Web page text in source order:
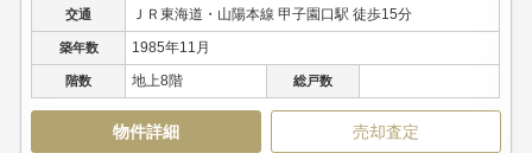
交通 ＪＲ東海道・山陽本線 甲子園口駅 徒歩15分
築年数 1985年11月
階数 地上8階 総戸数
物件詳細 売却査定